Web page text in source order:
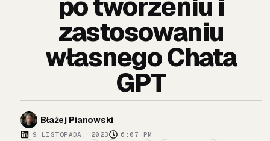
po tworzeniu i
zastosowaniu
własnego Chata
GPT
Błażej Pianowski
9 LISTOPADA, 2023 6:07 PM